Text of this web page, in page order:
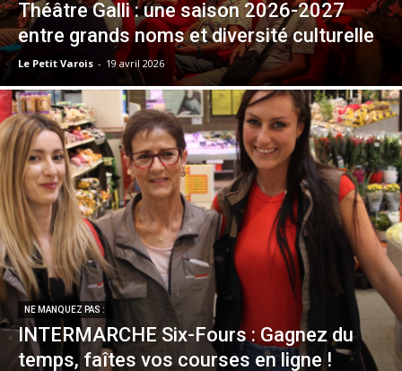
Théâtre Galli : une saison 2026-2027
entre grands noms et diversité culturelle
Le Petit Varois - 19 avril 2026
NE MANQUEZ PAS :
INTERMARCHE Six-Fours : Gagnez du
temps, faîtes vos courses en ligne !